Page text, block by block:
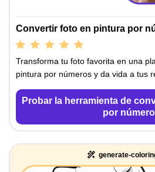
Convertir foto en pintura por
Transforma tu foto favorita en una
pintura por números y da vida a tus
Probar la herramienta de
por
generate-